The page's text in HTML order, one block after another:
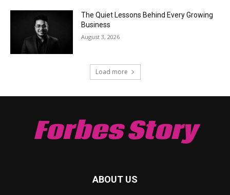
The Quiet Lessons Behind Every Growing
Business
August 3, 2026
Load more
Forbes Story
ABOUT US